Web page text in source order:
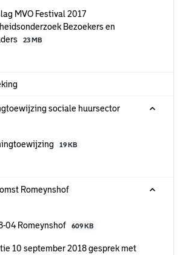
MVO Festival 2017
Bezoekers en
23 MB
sociale huursector
19 KB
Romeynshof
04 Romeynshof
609 KB
10 september 2018 gesprek met